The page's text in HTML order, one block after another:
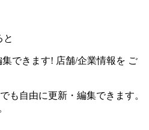
と
できます! 店舗/企業情報を ご
も自由に更新・編集できます。